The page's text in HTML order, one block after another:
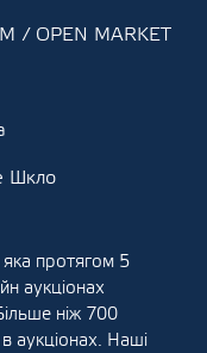
/ OPEN MARKET
Шкло
протягом 5
аукціонах
ніж 700
аукціонах. Наші